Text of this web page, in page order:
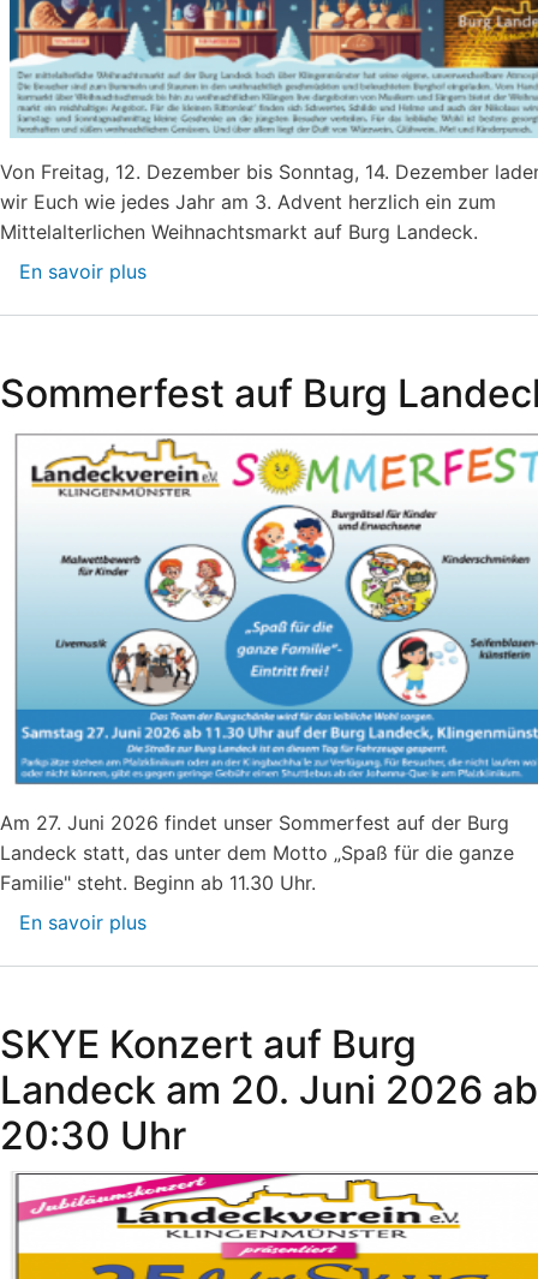
Von Freitag, 12. Dezember bis Sonntag, 14. Dezember
wir Euch wie jedes Jahr am 3. Advent herzlich ein zum
Mittelalterlichen Weihnachtsmarkt auf Burg Landeck.
En savoir plus
der
Landeck
Sommerfest auf Burg
Am 27. Juni 2026 findet unser Sommerfest auf der Burg
Landeck statt, das unter dem Motto „Spaß für die ganze
Familie" steht. Beginn ab 11.30 Uhr.
En savoir plus
Landeck
SKYE Konzert auf Burg
Landeck am 20. Juni 2026 ab
20:30 Uhr​​​​​​​​​​​​​​